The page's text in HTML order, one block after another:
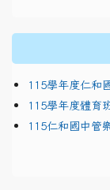
115學年度仁和
115學年度體育
115仁和國中管